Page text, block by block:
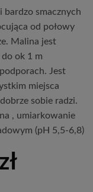
smacznych
od połowy
Malina jest
ok 1 m
Jest
miejsca
sobie radzi.
, umiarkowanie
(pH 5,5-6,8)
zł